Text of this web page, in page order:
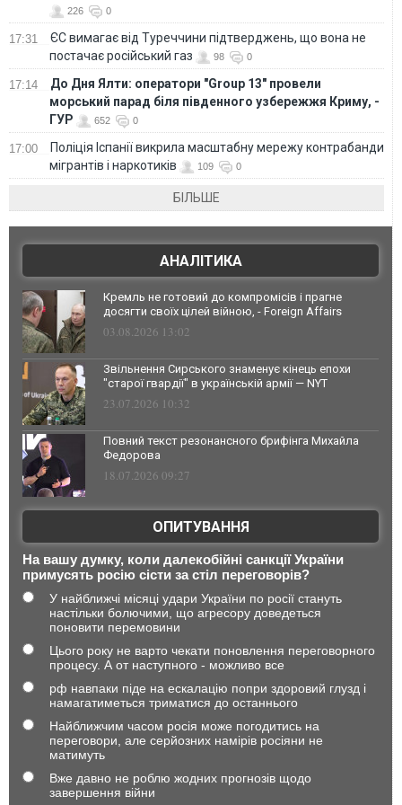
226 0
17:31
ЄС вимагає від Туреччини підтверджень, що вона не
постачає російський газ
98 0
17:14
До Дня Ялти: оператори "Group 13" провели
морський парад біля південного узбережжя Криму, -
ГУР
652 0
17:00
Поліція Іспанії викрила масштабну мережу контрабанди
мігрантів і наркотиків
109 0
БІЛЬШЕ
АНАЛІТИКА
Кремль не готовий до компромісів і прагне
досягти своїх цілей війною, - Foreign Affairs
03.08.2026 13:02
Звільнення Сирського знаменує кінець епохи
"старої гвардії" в українській армії — NYT
23.07.2026 10:32
Повний текст резонансного брифінга Михайла
Федорова
18.07.2026 09:27
ОПИТУВАННЯ
На вашу думку, коли далекобійні санкції України
примусять росію сісти за стіл переговорів?
У найближчі місяці удари України по росії стануть
настільки болючими, що агресору доведеться
поновити перемовини
Цього року не варто чекати поновлення переговорного
процесу. А от наступного - можливо все
рф навпаки піде на ескалацію попри здоровий глузд і
намагатиметься триматися до останнього
Найближчим часом росія може погодитись на
переговори, але серйозних намірів росіяни не
матимуть
Вже давно не роблю жодних прогнозів щодо
завершення війни